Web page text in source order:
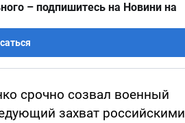
– подпишитесь на Новини на
срочно созвал военный
захват российскими